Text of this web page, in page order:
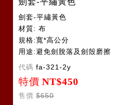
劍套-平繡黃色
材質: 布
規格:寬*高公分
用途:避免劍脫落及劍殼磨擦
令旗套2-3支
代碼 fa-321-2y
特價 NT$450
售價 $650